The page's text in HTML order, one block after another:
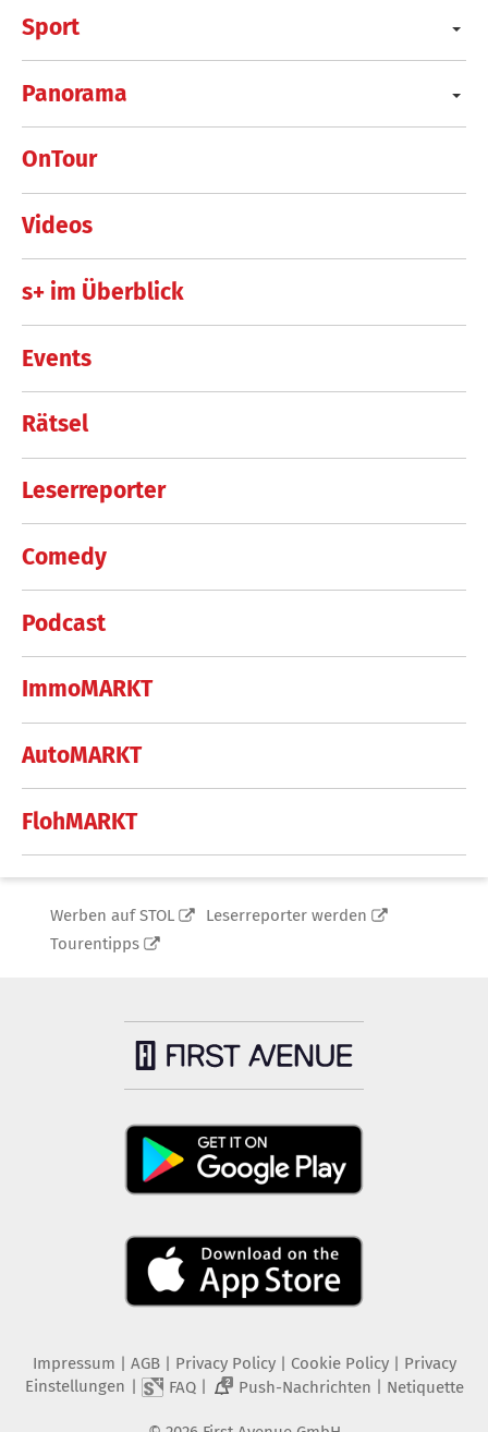
Sport
Panorama
OnTour
Videos
s+ im Überblick
Events
Rätsel
Leserreporter
Comedy
Podcast
ImmoMARKT
AutoMARKT
FlohMARKT
Werben auf STOL
Leserreporter werden
Tourentipps
Impressum | AGB | Privacy Policy| Cookie Policy| Privacy
Einstellungen | FAQ| 2 Push-Nachrichten | Netiquette